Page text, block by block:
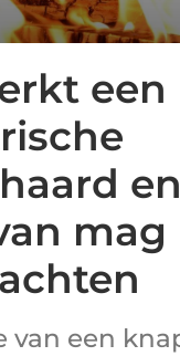
een
mag
van een